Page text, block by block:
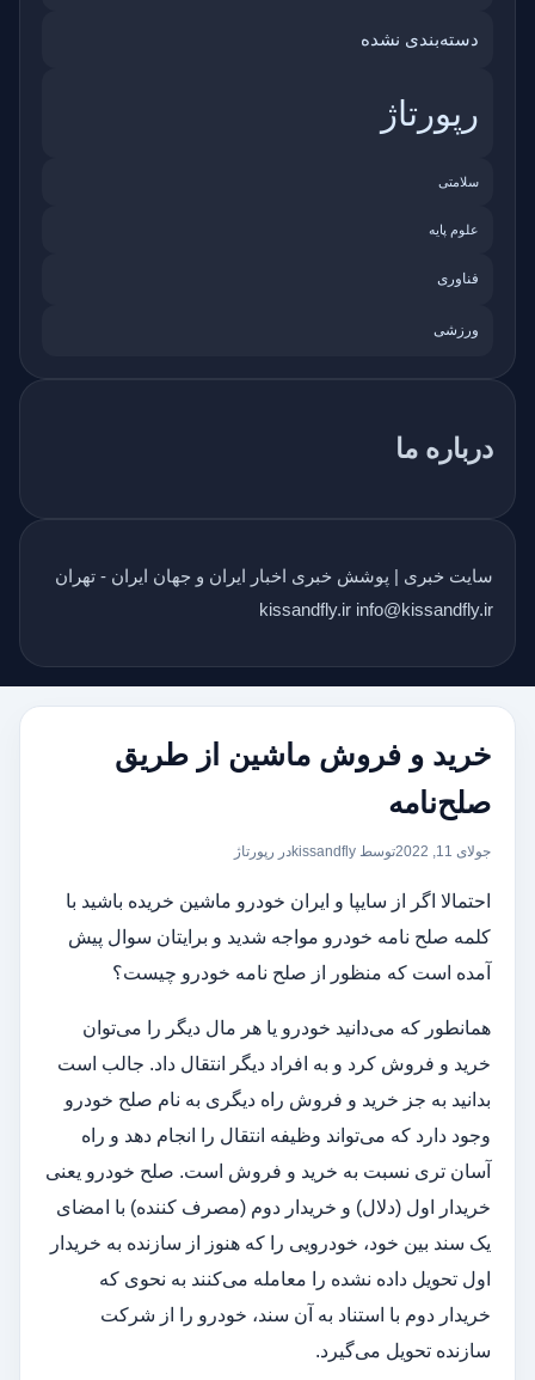
دسته‌بندی نشده
رپورتاژ
سلامتی
علوم پایه
فناوری
ورزشی
درباره ما
سایت خبری | پوشش خبری اخبار ایران و جهان ایران - تهران
kissandfly.ir info@kissandfly.ir
خرید و فروش ماشین از طریق
صلح‌نامه
جولای 11, 2022 توسط kissandfly در رپورتاژ
احتمالا اگر از سایپا و ایران خودرو ماشین خریده باشید با
کلمه صلح نامه خودرو مواجه شدید و برایتان سوال پیش
آمده است که منظور از صلح نامه خودرو چیست؟
همانطور که می‌دانید خودرو یا هر مال دیگر را می‌توان
خرید و فروش کرد و به افراد دیگر انتقال داد. جالب است
بدانید به جز خرید و فروش راه دیگری به نام صلح خودرو
وجود دارد که می‌تواند وظیفه انتقال را انجام دهد و راه
آسان تری نسبت به خرید و فروش است. صلح خودرو یعنی
خریدار اول (دلال) و خریدار دوم (مصرف کننده) با امضای
یک سند بین خود، خودرویی را که هنوز از سازنده به خریدار
اول تحویل داده نشده را معامله می‌کنند به نحوی که
خریدار دوم با استناد به آن سند، خودرو را از شرکت
سازنده تحویل می‌گیرد.